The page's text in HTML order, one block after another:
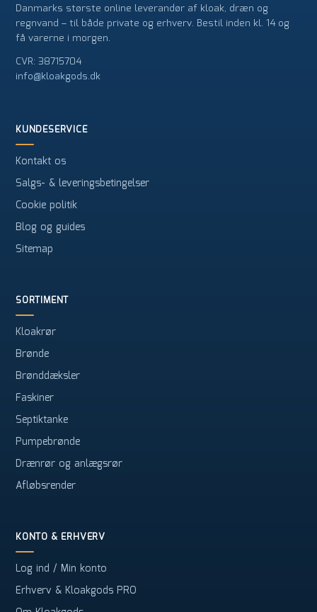
Danmarks største online leverandør af kloak, dræn og
regnvand – til både private og erhverv. Bestil inden kl. 14 og
få varerne i morgen.
CVR: 38715704
info@kloakgods.dk
KUNDESERVICE
Kontakt os
Salgs- & leveringsbetingelser
Cookie politik
Blog og guides
Sitemap
SORTIMENT
Kloakrør
Brønde
Brønddæksler
Faskiner
Septiktanke
Pumpebrønde
Drænrør og anlægsrør
Afløbsrender
KONTO & ERHVERV
Log ind / Min konto
Erhverv & Kloakgods PRO